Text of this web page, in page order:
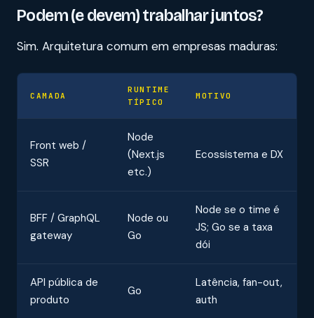
Podem (e devem) trabalhar juntos?
Sim. Arquitetura comum em empresas maduras:
CAMADA
RUNTIME
TÍPICO
MOTIVO
Front web /
SSR
Node
(Next.js
etc.)
Ecossistema e DX
BFF / GraphQL
gateway
Node ou
Go
Node se o time é
JS; Go se a taxa
dói
API pública de
produto
Go
Latência, fan-out,
auth